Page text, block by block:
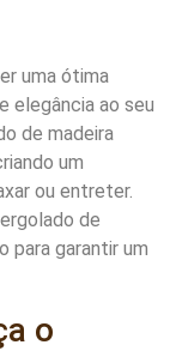
uma ótima
elegância ao seu
de madeira
um
ou entreter.
de
para garantir um
o